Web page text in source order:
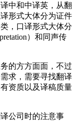
中和中译英，从翻
形式大体分为证件
，口译形式大体分
）和同声传
的方方面面，不过
求，需要寻找翻译
资质以及译稿质量
公司时的注意事